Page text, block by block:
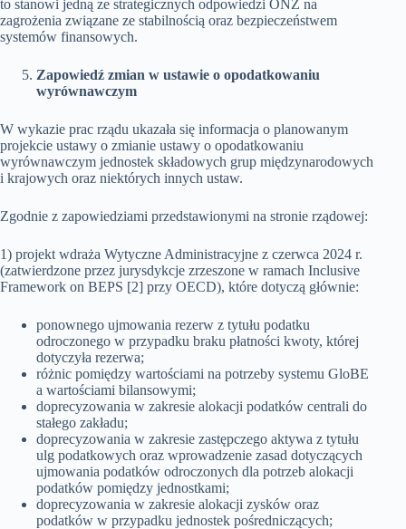
to stanowi jedną ze strategicznych odpowiedzi ONZ na
zagrożenia związane ze stabilnością oraz bezpieczeństwem
systemów finansowych.
Zapowiedź zmian w ustawie o opodatkowaniu
wyrównawczym
W wykazie prac rządu ukazała się informacja o planowanym
projekcie ustawy o zmianie ustawy o opodatkowaniu
wyrównawczym jednostek składowych grup międzynarodowych
i krajowych oraz niektórych innych ustaw.
Zgodnie z zapowiedziami przedstawionymi na stronie rządowej:
1) projekt wdraża Wytyczne Administracyjne z czerwca 2024 r.
(zatwierdzone przez jurysdykcje zrzeszone w ramach Inclusive
Framework on BEPS [2] przy OECD), które dotyczą głównie:
ponownego ujmowania rezerw z tytułu podatku
odroczonego w przypadku braku płatności kwoty, której
dotyczyła rezerwa;
różnic pomiędzy wartościami na potrzeby systemu GloBE
a wartościami bilansowymi;
doprecyzowania w zakresie alokacji podatków centrali do
stałego zakładu;
doprecyzowania w zakresie zastępczego aktywa z tytułu
ulg podatkowych oraz wprowadzenie zasad dotyczących
ujmowania podatków odroczonych dla potrzeb alokacji
podatków pomiędzy jednostkami;
doprecyzowania w zakresie alokacji zysków oraz
podatków w przypadku jednostek pośredniczących;